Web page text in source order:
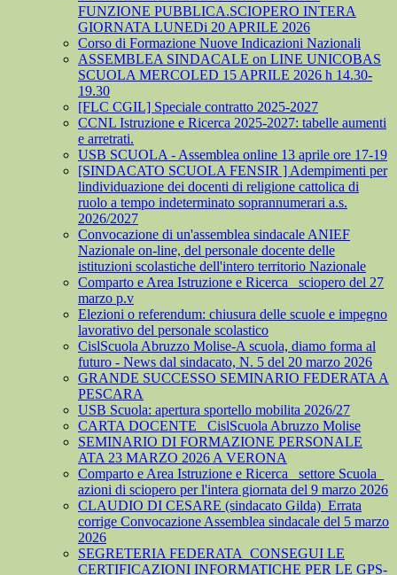
FUNZIONE PUBBLICA.SCIOPERO INTERA
GIORNATA LUNEDi 20 APRILE 2026
Corso di Formazione Nuove Indicazioni Nazionali
ASSEMBLEA SINDACALE on LINE UNICOBAS
SCUOLA MERCOLED 15 APRILE 2026 h 14.30-
19.30
[FLC CGIL] Speciale contratto 2025-2027
CCNL Istruzione e Ricerca 2025-2027: tabelle aumenti
e arretrati.
USB SCUOLA - Assemblea online 13 aprile ore 17-19
[SINDACATO SCUOLA FENSIR ] Adempimenti per
lindividuazione dei docenti di religione cattolica di
ruolo a tempo indeterminato soprannumerari a.s.
2026/2027
Convocazione di un'assemblea sindacale ANIEF
Nazionale on-line, del personale docente delle
istituzioni scolastiche dell'intero territorio Nazionale
Comparto e Area Istruzione e Ricerca_ sciopero del 27
marzo p.v
Elezioni o referendum: chiusura delle scuole e impegno
lavorativo del personale scolastico
CislScuola Abruzzo Molise-A scuola, diamo forma al
futuro - News dal sindacato, N. 5 del 20 marzo 2026
GRANDE SUCCESSO SEMINARIO FEDERATA A
PESCARA
USB Scuola: apertura sportello mobilita 2026/27
CARTA DOCENTE_ CislScuola Abruzzo Molise
SEMINARIO DI FORMAZIONE PERSONALE
ATA 23 MARZO 2026 A VERONA
Comparto e Area Istruzione e Ricerca_ settore Scuola_
azioni di sciopero per l'intera giornata del 9 marzo 2026
CLAUDIO DI CESARE (sindacato Gilda)_Errata
corrige Convocazione Assemblea sindacale del 5 marzo
2026
SEGRETERIA FEDERATA_CONSEGUI LE
CERTIFICAZIONI INFORMATICHE PER LE GPS-